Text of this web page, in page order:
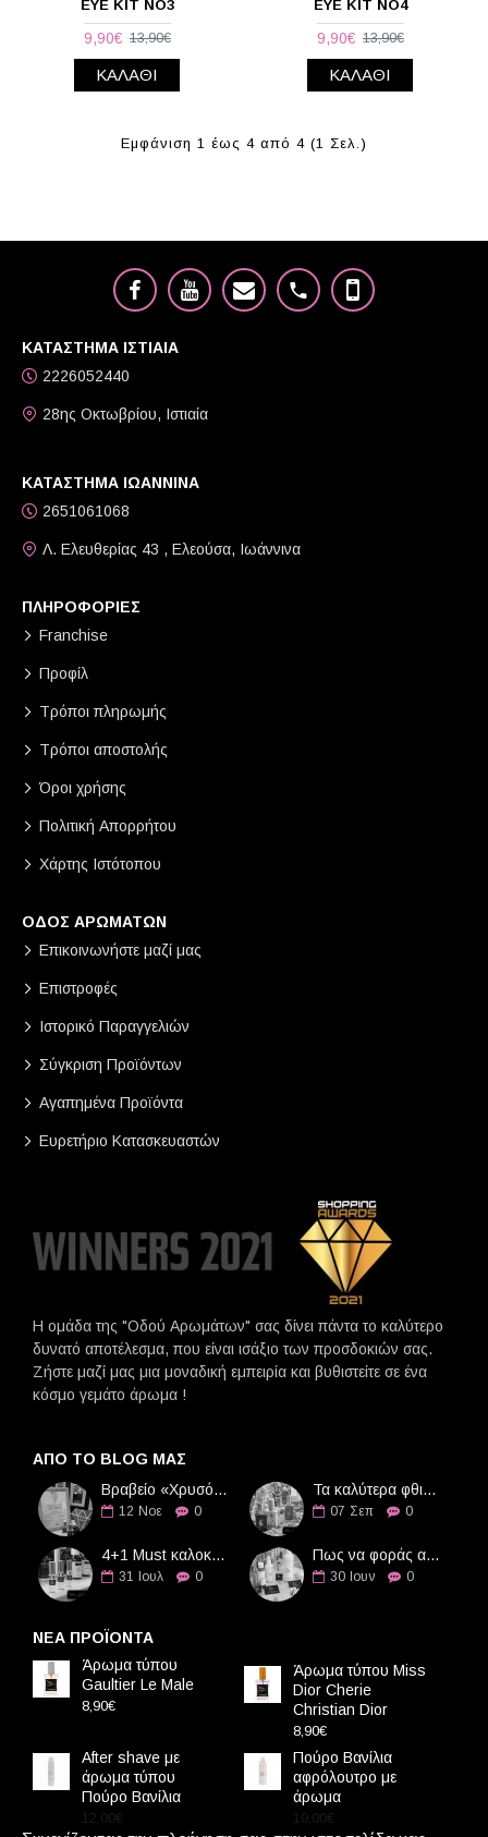
EYE KIT NO3
9,90€ 13,90€
ΚΑΛΆΘΙ
EYE KIT NO4
9,90€ 13,90€
ΚΑΛΆΘΙ
Εμφάνιση 1 έως 4 από 4 (1 Σελ.)
ΚΑΤΑΣΤΗΜΑ ΙΣΤΙΑΙΑ
2226052440
28ης Οκτωβρίου, Ιστιαία
ΚΑΤΑΣΤΗΜΑ ΙΩΑΝΝΙΝΑ
2651061068
Λ. Ελευθερίας 43 , Ελεούσα, Ιωάννινα
ΠΛΗΡΟΦΟΡΙΕΣ
Franchise
Προφίλ
Τρόποι πληρωμής
Τρόποι αποστολής
Όροι χρήσης
Πολιτική Απορρήτου
Χάρτης Ιστότοπου
ΟΔΟΣ ΑΡΩΜΑΤΩΝ
Επικοινωνήστε μαζί μας
Επιστροφές
Ιστορικό Παραγγελιών
Σύγκριση Προϊόντων
Αγαπημένα Προϊόντα
Ευρετήριο Κατασκευαστών
Η ομάδα της "Οδού Αρωμάτων" σας δίνει πάντα το καλύτερο
δυνατό αποτέλεσμα, που είναι ισάξιο των προσδοκιών σας.
Ζήστε μαζί μας μια μοναδική εμπειρία και βυθιστείτε σε ένα
κόσμο γεμάτο άρωμα !
ΑΠΌ ΤΟ BLOG ΜΑΣ
Βραβείο «Χρυσό Διαμάντι» στην Οδό Αρωμάτων
12 Νοε 0
Τα καλύτερα φθινοπωρινά αρώματα
07 Σεπ 0
4+1 Must καλοκαιρινά αρώματα
31 Ιουλ 0
Πως να φοράς αρώματα τους καλοκαιρινούς μήνες
30 Ιουν 0
ΝΕΑ ΠΡΟΪΟΝΤΑ
Άρωμα τύπου
Gaultier Le Male
8,90€
Άρωμα τύπου Miss
Dior Cherie
Christian Dior
8,90€
After shave με
άρωμα τύπου
Πούρο Βανίλια
12,00€
Πούρο Βανίλια
αφρόλουτρο με
άρωμα
10,00€